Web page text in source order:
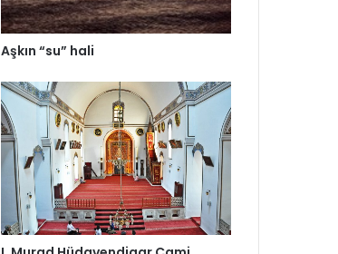
Aşkın “su” hali